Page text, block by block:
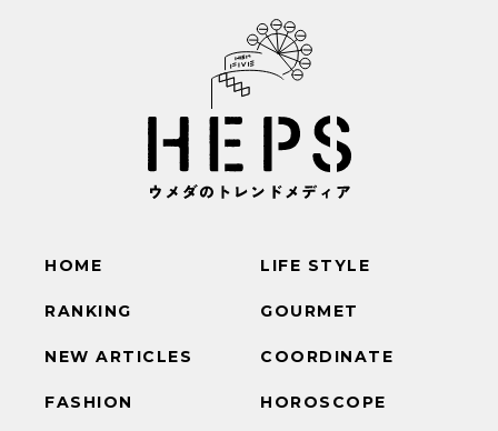
HOME
RANKING
NEW ARTICLES
FASHION
LIFE STYLE
GOURMET
COORDINATE
HOROSCOPE